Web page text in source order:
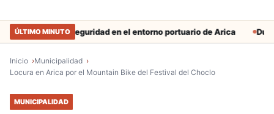
ÚLTIMO MINUTO
seguridad en el entorno portuario de Arica Duro
Inicio
Municipalidad
Locura en Arica por el Mountain Bike del Festival del Choclo
MUNICIPALIDAD